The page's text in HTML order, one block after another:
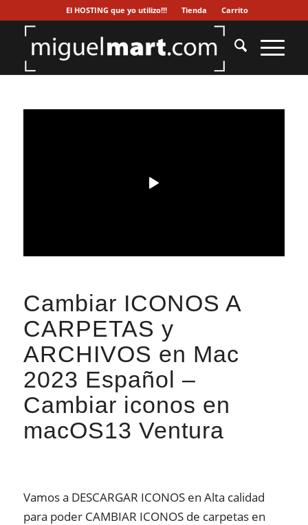
El HOSTING que yo utilizo!!! Tienda Carrito
Cambiar ICONOS A
CARPETAS y
ARCHIVOS en Mac
2023 Español –
Cambiar iconos en
macOS13 Ventura
Vamos a DESCARGAR ICONOS en Alta calidad
para poder CAMBIAR ICONOS de carpetas en